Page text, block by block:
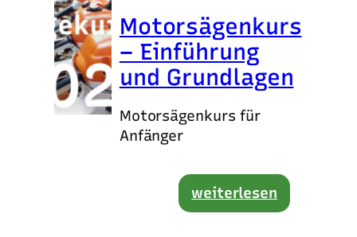
Motorsägenkurs
– Einführung
und Grundlagen
Motorsägenkurs für
Anfänger
weiterlesen